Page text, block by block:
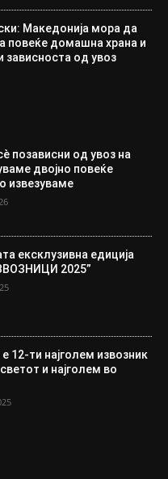
Македонија мора да
повеќе домашна храна и
зависноста од увоз
позависни од увоз на
двојно повеќе
извезуваме
ексклузивна едиција
2025”
12-ти најголем извозник
и најголем во